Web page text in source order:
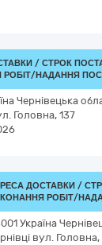
/ СТРОК
НАДАННЯ
Чернівецька
Головна, 137
ДОСТАВКИ /
РОБІТ/
Україна
вул. Головна,